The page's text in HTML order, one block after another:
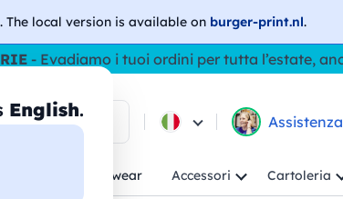
. The local version is available on burger-print.nl.
English.
- Evadiamo i tuoi ordini per tutta l’estate,
tra i prodotti
Workwear Accessori Cartoleria